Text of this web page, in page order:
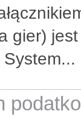
gier)